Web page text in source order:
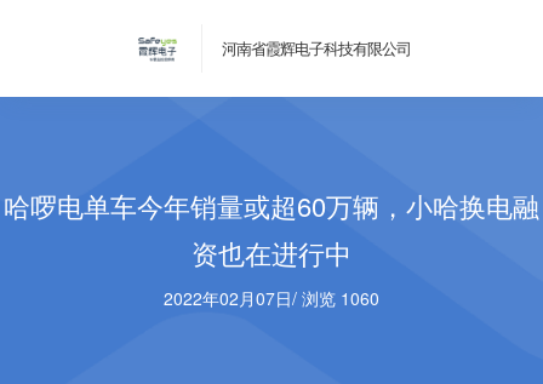
河南省霞辉电子科技有限公司
哈啰电单车今年销量或超60万辆，小哈换电融
资也在进行中
2022年02月07日/ 浏览 1060